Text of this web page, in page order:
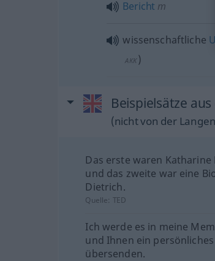
Bericht m
wissenschaftliche
AKK )
Beispielsätze
(nicht von der
Das erste waren
und das zweite war eine
Dietrich.
Quelle: TED
Ich werde es in meine
und Ihnen ein
übersenden.